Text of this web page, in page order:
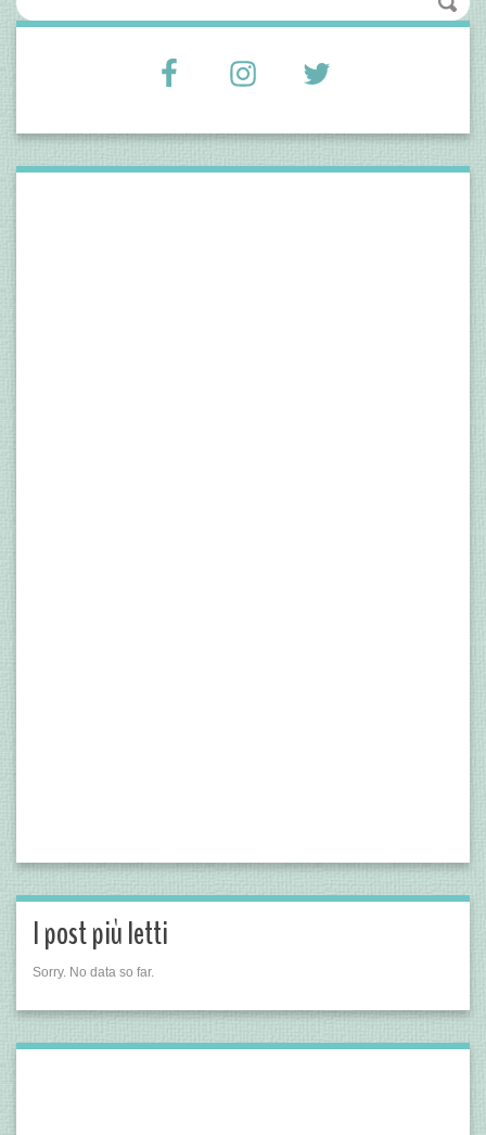
I post più letti
Sorry. No data so far.